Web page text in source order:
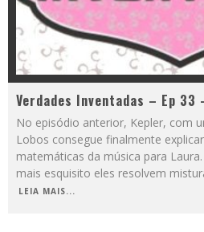
Verdades Inventadas – Ep 33
No episódio anterior, Kepler, com
Lobos consegue finalmente
matemáticas da música para
mais esquisito eles resolvem
LEIA MAIS...